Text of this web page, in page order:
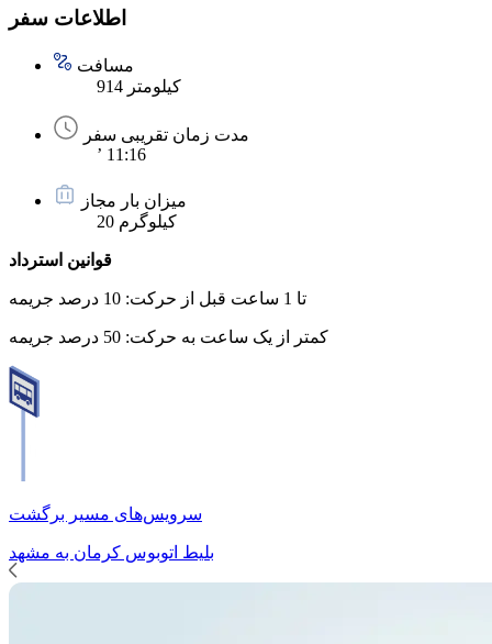
اطلاعات سفر
مسافت
914 کیلومتر
مدت زمان تقریبی سفر
’ 11:16
میزان بار مجاز
20 کیلوگرم
قوانین استرداد
تا 1 ساعت قبل از حرکت: 10 درصد جریمه
کمتر از یک ساعت به حرکت: 50 درصد جریمه
سرویس‌های مسیر برگشت
بلیط اتوبوس کرمان به مشهد